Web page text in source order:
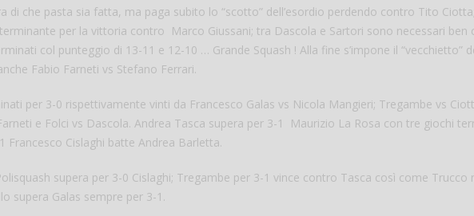
di che pasta sia fatta, ma paga subito lo “scotto” dell’esordio perdendo contro Tito
per la vittoria contro Marco Giussani; tra Dascola e Sartori sono necessari ben
col punteggio di 13-11 e 12-10 … Grande Squash ! Alla fine s’impone il “vecchietto”
Fabio Farneti vs Stefano Ferrari.
per 3-0 rispettivamente vinti da Francesco Galas vs Nicola Mangieri; Tregambe vs
e Folci vs Dascola. Andrea Tasca supera per 3-1 Maurizio La Rosa con tre giochi
Francesco Cislaghi batte Andrea Barletta.
supera per 3-0 Cislaghi; Tregambe per 3-1 vince contro Tasca così come Trucco
supera Galas sempre per 3-1.